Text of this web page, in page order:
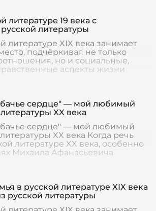
литературе 19 века с
литературы
литературе XIX века занимает
подчёркивая не только
но и социальные,
аспекты жизни
сердце" — мой любимый
XX века
сердце" — мой любимый
XX века Когда речь
литературе XX века, особенно
Михаила Афанасьевича
в русской литературе XIX века
русской литературы